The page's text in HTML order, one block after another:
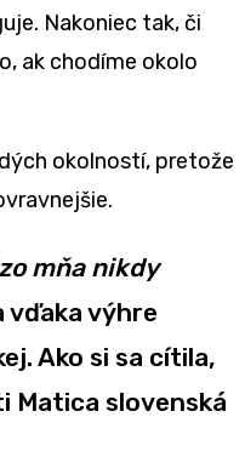
Nakoniec tak, či
ak chodíme okolo
okolností, pretože
mňa nikdy
vďaka výhre
Ako si sa cítila,
Matica slovenská